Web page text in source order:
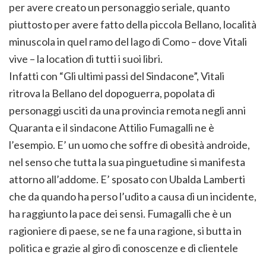
per avere creato un personaggio seriale, quanto
piuttosto per avere fatto della piccola Bellano, località
minuscola in quel ramo del lago di Como – dove Vitali
vive – la location di tutti i suoi libri.
Infatti con “Gli ultimi passi del Sindacone”, Vitali
ritrova la Bellano del dopoguerra, popolata di
personaggi usciti da una provincia remota negli anni
Quaranta e il sindacone Attilio Fumagalli ne è
l’esempio. E’ un uomo che soffre di obesità androide,
nel senso che tutta la sua pinguetudine si manifesta
attorno all’addome. E’ sposato con Ubalda Lamberti
che da quando ha perso l’udito a causa di un incidente,
ha raggiunto la pace dei sensi. Fumagalli che è un
ragioniere di paese, se ne fa una ragione, si butta in
politica e grazie al giro di conoscenze e di clientele